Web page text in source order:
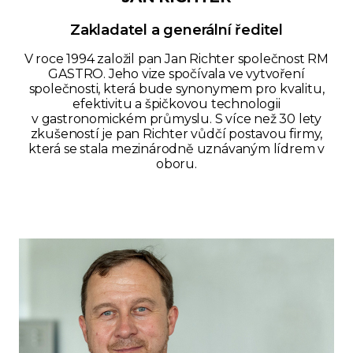
Zakladatel a generální ředitel
V roce 1994 založil pan Jan Richter společnost RM
GASTRO. Jeho vize spočívala ve vytvoření
společnosti, která bude synonymem pro kvalitu,
efektivitu a špičkovou technologii
v gastronomickém průmyslu. S více než 30 lety
zkušeností je pan Richter vůdčí postavou firmy,
která se stala mezinárodně uznávaným lídrem v
oboru.